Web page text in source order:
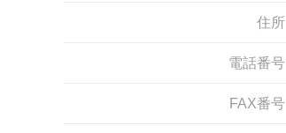
住所
電話番号
FAX番号